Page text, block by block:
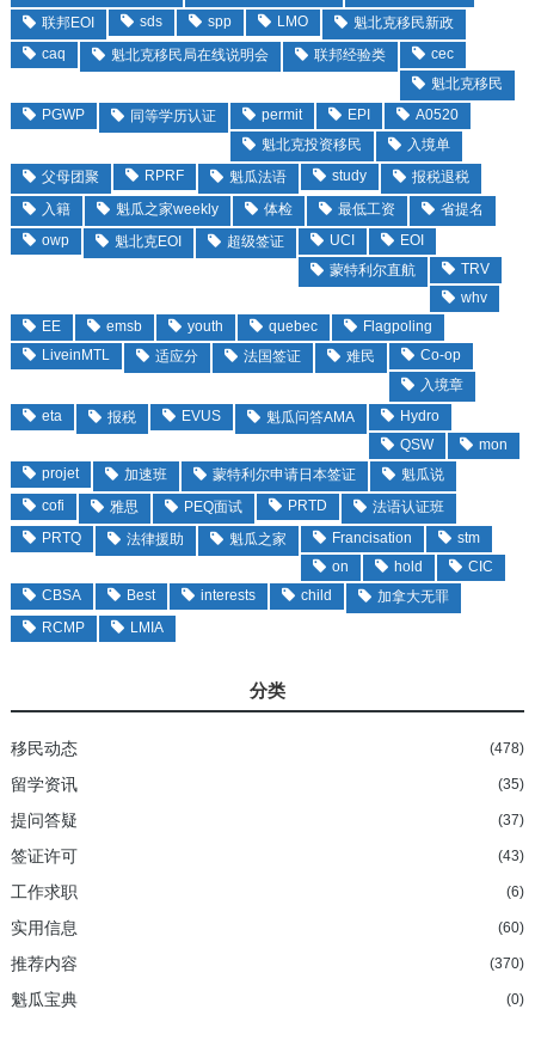
联邦EOI
sds spp LMO
魁北克移民新政
caq
魁北克移民局在线说明会 联邦经验类
cec
魁北克移民
PGWP
同等学历认证 permit EPI
A0520
魁北克投资移民
入境单
父母团聚
RPRF 魁瓜法语 study
报税退税
入籍
魁瓜之家weekly 体检 最低工资
省提名
owp
魁北克EOI 超级签证 UCI
EOI
蒙特利尔直航
TRV
whv
EE
emsb youth quebec
Flagpoling
LiveinMTL
适应分 法国签证 难民
Co-op
入境章
eta
报税 EVUS 魁瓜问答AMA
Hydro
QSW
mon
projet
加速班 蒙特利尔申请日本签证
魁瓜说
cofi
雅思 PEQ面试 PRTD
法语认证班
PRTQ
法律援助 魁瓜之家 Francisation
stm
on
hold
CIC
CBSA
Best interests child
加拿大无罪
RCMP
LMIA
分类
移民动态 (478)
留学资讯 (35)
提问答疑 (37)
签证许可 (43)
工作求职 (6)
实用信息 (60)
推荐内容 (370)
魁瓜宝典 (0)